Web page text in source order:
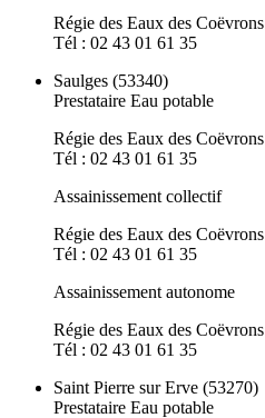
Régie des Eaux des Coëvrons
Tél : 02 43 01 61 35
Saulges (53340)
Prestataire Eau potable
Régie des Eaux des Coëvrons
Tél : 02 43 01 61 35
Assainissement collectif
Régie des Eaux des Coëvrons
Tél : 02 43 01 61 35
Assainissement autonome
Régie des Eaux des Coëvrons
Tél : 02 43 01 61 35
Saint Pierre sur Erve (53270)
Prestataire Eau potable